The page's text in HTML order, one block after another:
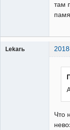
там
Lekarь
Что